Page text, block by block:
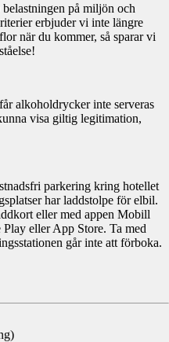
på miljön och
erbjuder vi inte längre
när du kommer, så sparar vi
alkoholdrycker inte serveras
visa giltig legitimation,
parkering kring hotellet
har laddstolpe för elbil.
eller med appen Mobill
eller App Store. Ta med
går inte att förboka.